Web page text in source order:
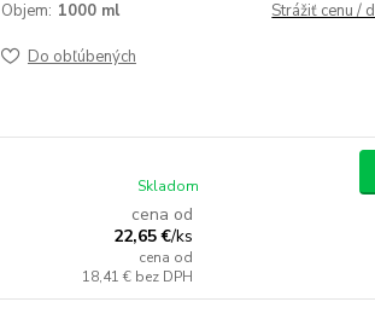
Objem: 1000 ml Strážiť cenu /
Do obľúbených
cena od
22,65 €/ks
cena od
18,41 € bez DPH
Skladom